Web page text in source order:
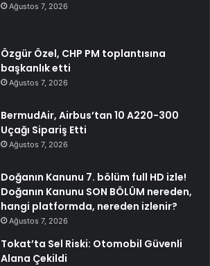
Ağustos 7, 2026
Özgür Özel, CHP PM toplantısına
başkanlık etti
Ağustos 7, 2026
BermudAir, Airbus’tan 10 A220-300
Uçağı Sipariş Etti
Ağustos 7, 2026
Doğanın Kanunu 7. bölüm full HD izle!
Doğanın Kanunu SON BÖLÜM nereden,
hangi platformda, nereden izlenir?
Ağustos 7, 2026
Tokat’ta Sel Riski: Otomobil Güvenli
Alana Çekildi